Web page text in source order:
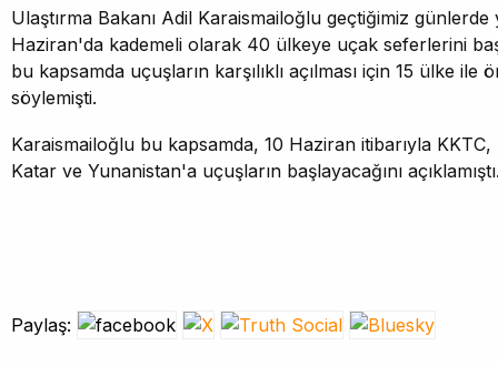
Ulaştırma Bakanı Adil Karaismailoğlu geçtiğimiz günlerde
Haziran'da kademeli olarak 40 ülkeye uçak seferlerini
bu kapsamda uçuşların karşılıklı açılması için 15 ülke ile
söylemişti.
Karaismailoğlu bu kapsamda, 10 Haziran itibarıyla
Katar ve Yunanistan'a uçuşların başlayacağını
Paylaş: